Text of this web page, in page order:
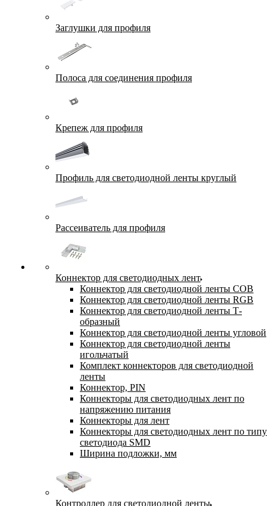
Заглушки для профиля
Полоса для соединения профиля
Крепеж для профиля
Профиль для светодиодной ленты круглый
Рассеиватель для профиля
Коннектор для светодиодных лент
Коннектор для светодиодной ленты COB
Коннектор для светодиодной ленты RGB
Коннектор для светодиодной ленты Т-
образный
Коннектор для светодиодной ленты угловой
Коннектор для светодиодной ленты
игольчатый
Комплект коннекторов для светодиодной
ленты
Коннектор, PIN
Коннекторы для светодиодных лент по
напряжению питания
Коннекторы для лент
Коннекторы для светодиодных лент по типу
светодиода SMD
Ширина подложки, мм
Контроллер для светодиодной ленты